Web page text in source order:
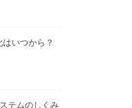
いつから？
テムのしくみ